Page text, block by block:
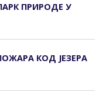
ПРИРОДЕ У
КОД ЈЕЗЕРА